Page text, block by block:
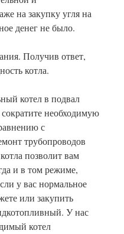
на закупку угля на
денег не было.
Получив ответ,
котла.
котел в подвал
необходимую
с
трубопроводов
позволит вам
и в том режиме,
у вас нормальное
или закупить
У нас
котел